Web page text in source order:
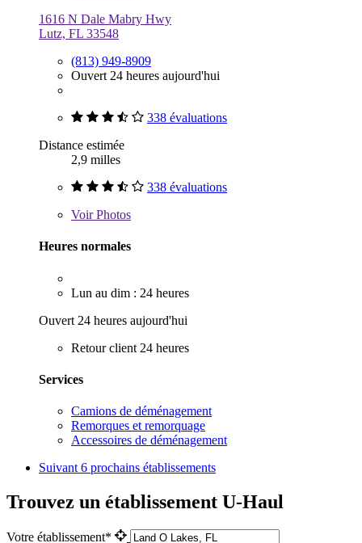
1616 N Dale Mabry Hwy
Lutz, FL 33548
(813) 949-8909
Ouvert 24 heures aujourd'hui
338 évaluations
Distance estimée
2,9 milles
338 évaluations
VoirPhotos
Heures normales
Lun au dim : 24 heures
Ouvert 24 heures aujourd'hui
Retour client 24 heures
Services
Camions de déménagement
Remorques et remorquage
Accessoires de déménagement
Suivant 6 prochains établissements
Trouvez un établissement U-Haul
Votre établissement*